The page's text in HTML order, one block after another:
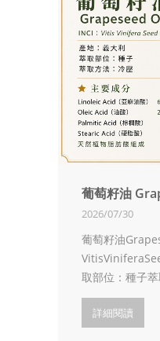
葡萄籽油
2026/07/30
葡萄籽油
取部位：種子
詳細閱讀